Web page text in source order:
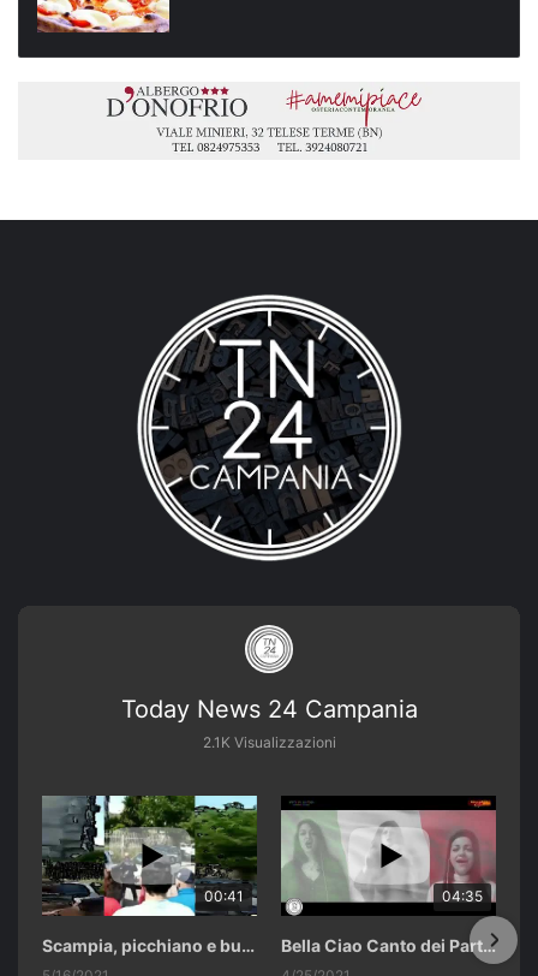
Today News 24 Campania
2.1K Visualizzazioni
00:41
Scampia, picchiano e buttano in un cassonetto un uomo accusato di abusi sui nipotini.
04:35
Bella Ciao Canto dei Partigiani 25 Aprile 2021 Soulshine Gospel Choir Riardo (CE)